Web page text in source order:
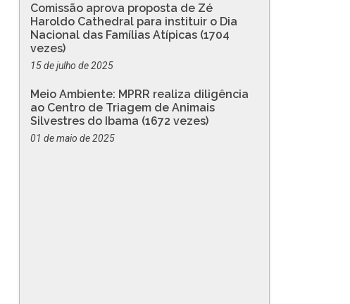
Comissão aprova proposta de Zé
Haroldo Cathedral para instituir o Dia
Nacional das Famílias Atípicas (1704
vezes)
15 de julho de 2025
Meio Ambiente: MPRR realiza diligência
ao Centro de Triagem de Animais
Silvestres do Ibama (1672 vezes)
01 de maio de 2025